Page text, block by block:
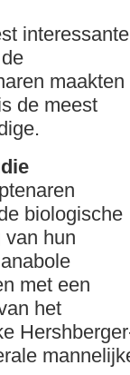
interessante
maakten
de meest
biologische
van hun
met een
het